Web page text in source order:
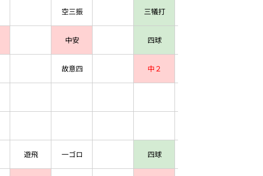
空三振 三犠打
中安 四球
故意四 中２
遊飛 一ゴロ 四球